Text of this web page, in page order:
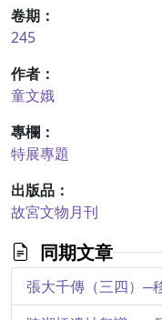
卷期：
245
作者：
童文娥
專欄：
特展專題
出版品：
故宮文物月刊
同期文章
張大千傳（三四）─